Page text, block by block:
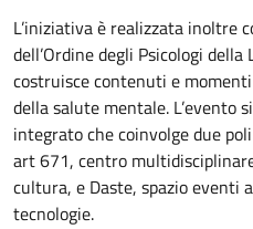
L’iniziativa è realizzata inoltre
dell’Ordine degli Psicologi
costruisce contenuti e
della salute mentale. L’evento
integrato che coinvolge due
art 671, centro
cultura, e Daste, spazio eventi
tecnologie.